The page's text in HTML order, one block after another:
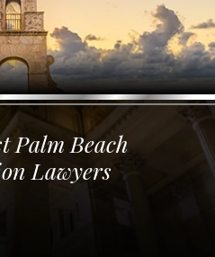
Palm Beach
Lawyers